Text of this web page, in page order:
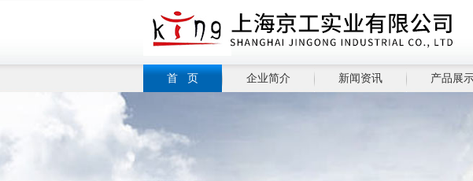
首 页 企业简介 新闻资讯 产品展